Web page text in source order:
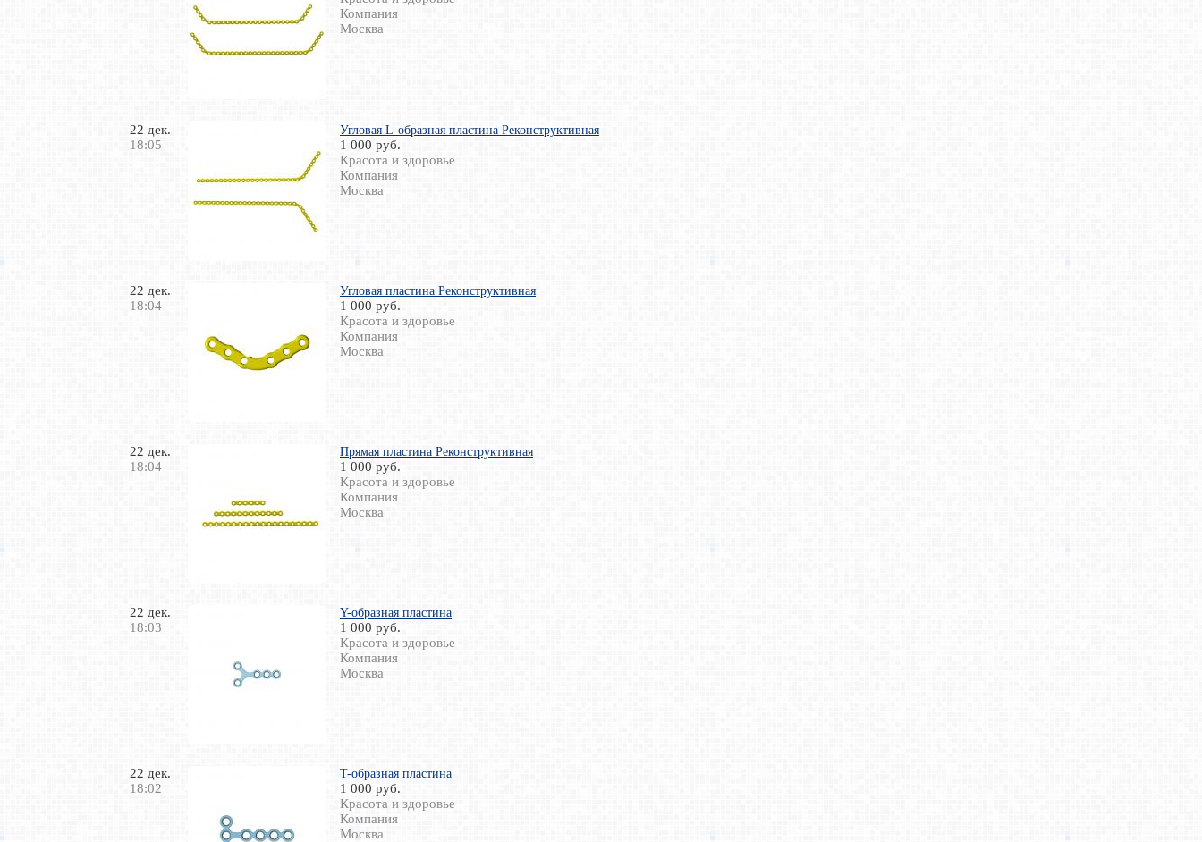
Компания
Москва
22 дек.
18:05
Угловая L-образная пластина Реконструктивная
1 000 руб.
Красота и здоровье
Компания
Москва
22 дек.
18:04
Угловая пластина Реконструктивная
1 000 руб.
Красота и здоровье
Компания
Москва
22 дек.
18:04
Прямая пластина Реконструктивная
1 000 руб.
Красота и здоровье
Компания
Москва
22 дек.
18:03
Y-образная пластина
1 000 руб.
Красота и здоровье
Компания
Москва
22 дек.
18:02
T-образная пластина
1 000 руб.
Красота и здоровье
Компания
Москва